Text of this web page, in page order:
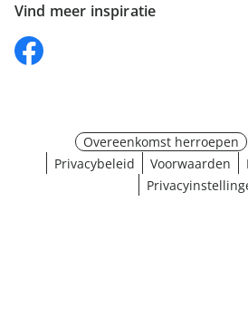
Vind meer inspiratie
Overeenkomst herroepen
Privacybeleid
Voorwaarden